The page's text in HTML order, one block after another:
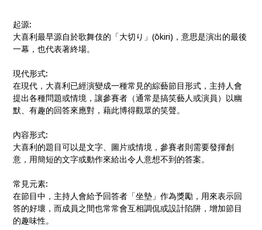
起源:
大喜利最早源自於歌舞伎的「大切り」(ōkiri)，意思是演出的最後
一幕，也代表著終場。
現代形式:
在現代，大喜利已經演變成一種常見的綜藝節目形式，主持人會
提出各種問題或情境，讓參賽者（通常是搞笑藝人或演員）以幽
默、有趣的回答來應對，藉此博得觀眾的笑聲。
內容形式:
大喜利的題目可以是文字、圖片或情境，參賽者則需要發揮創
意，用簡短的文字或動作來給出令人意想不到的答案。
常見元素:
在節目中，主持人會給予回答者「坐墊」作為獎勵，用來表示回
答的好壞，而成員之間也常常會互相調侃或設計陷阱，增加節目
的趣味性。